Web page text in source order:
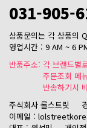
031-905-
상품문의는 각 상품의
영업시간 : 9 AM ~ 6
반품주소: 각 브랜드별
주문조회 메
반송하기시
주식회사 롤스트릿
이메일 :